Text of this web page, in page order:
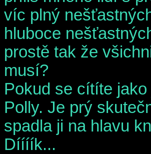
víc plný
hluboce
prostě tak že
musí?
Pokud se cítíte
Polly. Je prý
spadla ji na hlavu
Díííík...